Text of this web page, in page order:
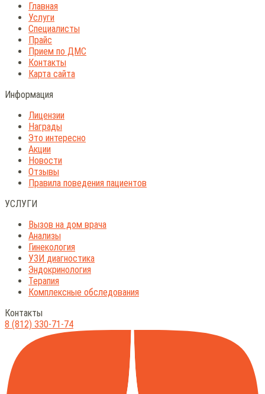
Главная
Услуги
Специалисты
Прайс
Прием по ДМС
Контакты
Карта сайта
Информация
Лицензии
Награды
Это интересно
Акции
Новости
Отзывы
Правила поведения пациентов
УСЛУГИ
Вызов на дом врача
Анализы
Гинекология
УЗИ диагностика
Эндокринология
Терапия
Комплексные обследования
Контакты
8 (812) 330-71-74